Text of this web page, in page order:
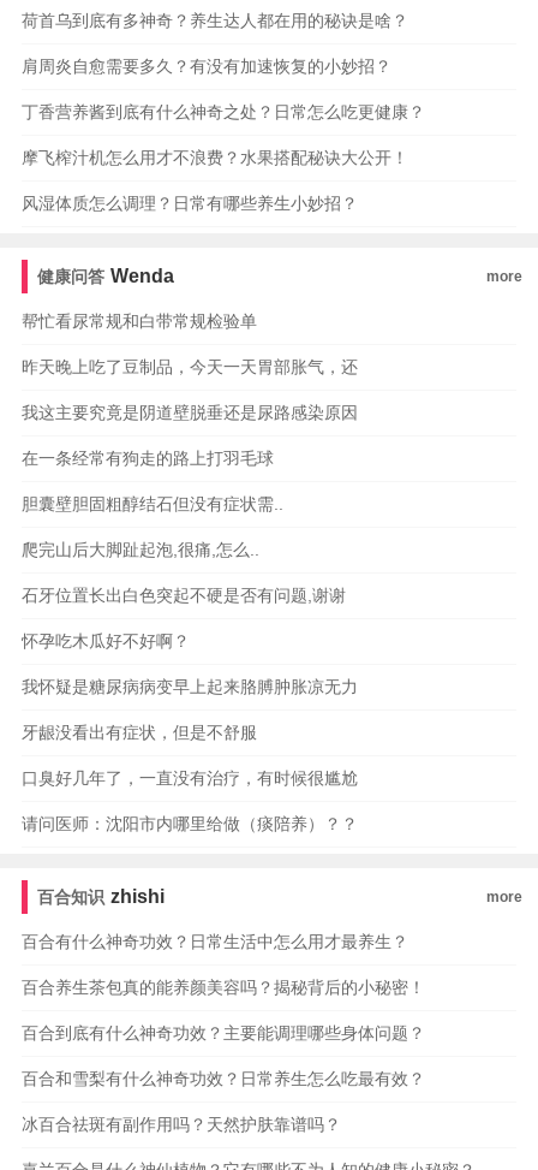
荷首乌到底有多神奇？养生达人都在用的秘诀是啥？
肩周炎自愈需要多久？有没有加速恢复的小妙招？
丁香营养酱到底有什么神奇之处？日常怎么吃更健康？
摩飞榨汁机怎么用才不浪费？水果搭配秘诀大公开！
风湿体质怎么调理？日常有哪些养生小妙招？
健康问答 Wenda more
帮忙看尿常规和白带常规检验单
昨天晚上吃了豆制品，今天一天胃部胀气，还
我这主要究竟是阴道壁脱垂还是尿路感染原因
在一条经常有狗走的路上打羽毛球
胆囊壁胆固粗醇结石但没有症状需..
爬完山后大脚趾起泡,很痛,怎么..
石牙位置长出白色突起不硬是否有问题,谢谢
怀孕吃木瓜好不好啊？
我怀疑是糖尿病病变早上起来胳膊肿胀凉无力
牙龈没看出有症状，但是不舒服
口臭好几年了，一直没有治疗，有时候很尴尬
请问医师：沈阳市内哪里给做（痰陪养）？？
百合知识 zhishi more
百合有什么神奇功效？日常生活中怎么用才最养生？
百合养生茶包真的能养颜美容吗？揭秘背后的小秘密！
百合到底有什么神奇功效？主要能调理哪些身体问题？
百合和雪梨有什么神奇功效？日常养生怎么吃最有效？
冰百合祛斑有副作用吗？天然护肤靠谱吗？